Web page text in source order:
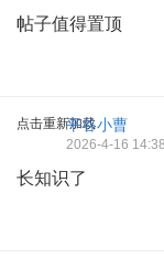
帖子值得置顶
点击重新加载平谷小曹
2026-4-16
长知识了